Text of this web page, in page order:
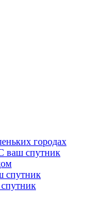
городах
ваш спутник
спутник